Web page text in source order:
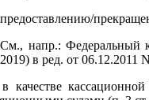
напр.: Федеральный
в ред. от 06.12.2011
качестве